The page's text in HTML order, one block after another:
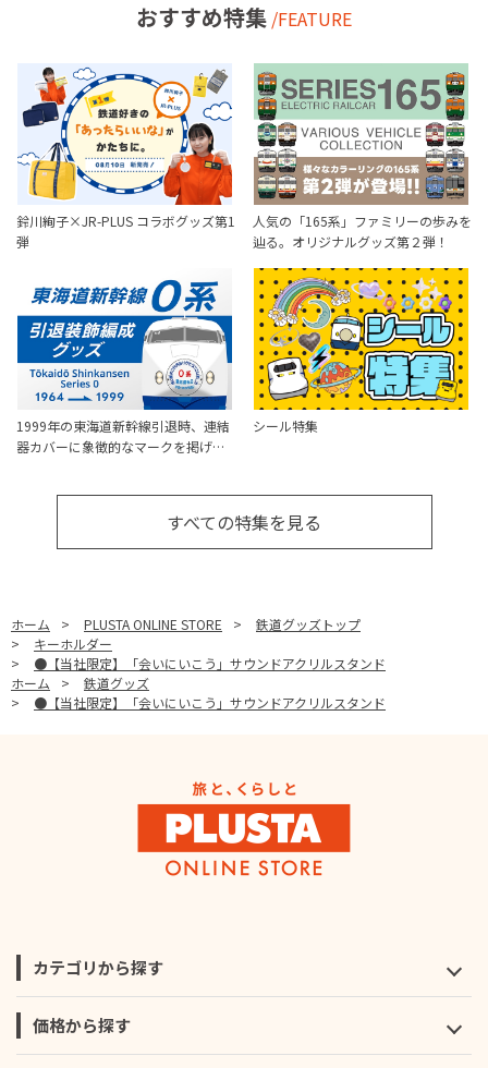
おすすめ特集 /FEATURE
鈴川絢子×JR-PLUS コラボグッズ第1
弾
人気の「165系」ファミリーの歩みを
辿る。オリジナルグッズ第２弾！
1999年の東海道新幹線引退時、連結
器カバーに象徴的なマークを掲げ…
シール特集
すべての特集を見る
ホーム > PLUSTA ONLINE STORE >
鉄道グッズトップ
>
キーホルダー
>
●【当社限定】「会いにいこう」サウンドアクリルスタンド
ホーム
>
鉄道グッズ
>
●【当社限定】「会いにいこう」サウンドアクリルスタンド
カテゴリから探す
価格から探す